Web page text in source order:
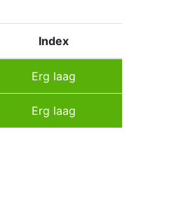
Index
Erg laag
Erg laag